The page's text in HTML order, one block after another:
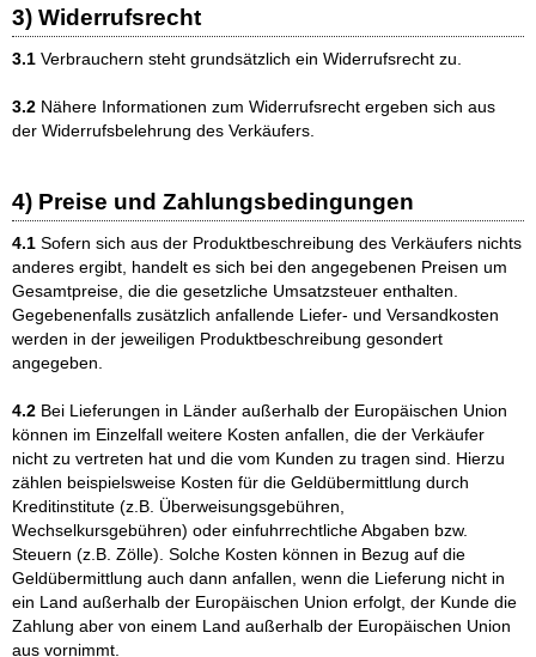
3) Widerrufsrecht
3.1 Verbrauchern steht grundsätzlich ein Widerrufsrecht zu.
3.2 Nähere Informationen zum Widerrufsrecht ergeben sich aus
der Widerrufsbelehrung des Verkäufers.
4) Preise und Zahlungsbedingungen
4.1 Sofern sich aus der Produktbeschreibung des Verkäufers nichts
anderes ergibt, handelt es sich bei den angegebenen Preisen um
Gesamtpreise, die die gesetzliche Umsatzsteuer enthalten.
Gegebenenfalls zusätzlich anfallende Liefer- und Versandkosten
werden in der jeweiligen Produktbeschreibung gesondert
angegeben.
4.2 Bei Lieferungen in Länder außerhalb der Europäischen Union
können im Einzelfall weitere Kosten anfallen, die der Verkäufer
nicht zu vertreten hat und die vom Kunden zu tragen sind. Hierzu
zählen beispielsweise Kosten für die Geldübermittlung durch
Kreditinstitute (z.B. Überweisungsgebühren,
Wechselkursgebühren) oder einfuhrrechtliche Abgaben bzw.
Steuern (z.B. Zölle). Solche Kosten können in Bezug auf die
Geldübermittlung auch dann anfallen, wenn die Lieferung nicht in
ein Land außerhalb der Europäischen Union erfolgt, der Kunde die
Zahlung aber von einem Land außerhalb der Europäischen Union
aus vornimmt.